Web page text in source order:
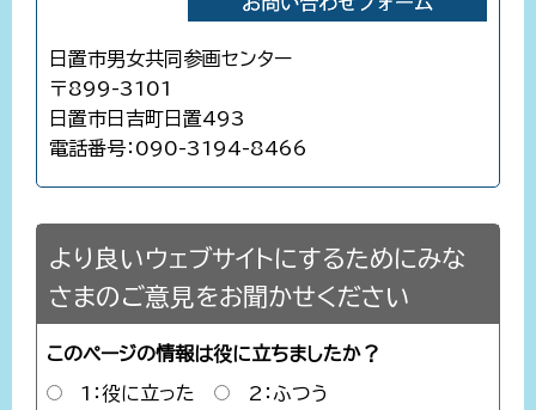
日置市男女共同参画センター
〒899-3101
日置市日吉町日置493
電話番号：090-3194-8466
より良いウェブサイトにするためにみな
さまのご意見をお聞かせください
このページの情報は役に立ちましたか？
1：役に立った
2：ふつう